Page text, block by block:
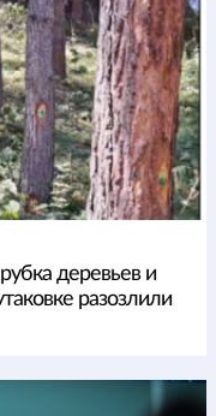
деревьев и
разозлили